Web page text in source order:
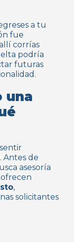
a tu
fue
corrías
podría
futuras
una
Antes de
asesoría
,
solicitantes